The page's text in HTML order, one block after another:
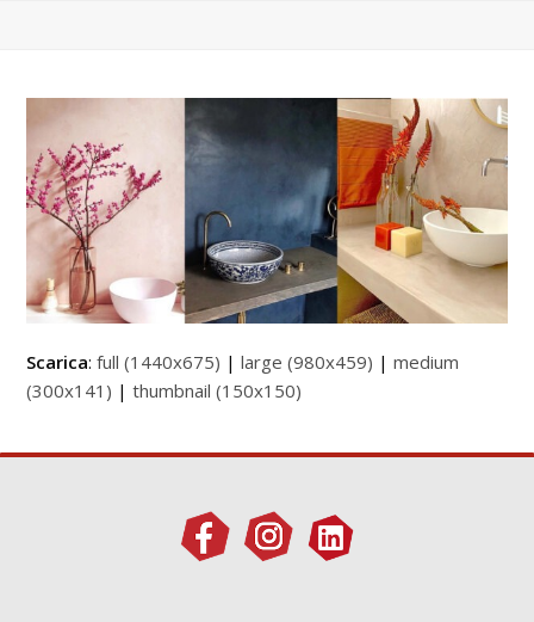
Scarica:full (1440x675) |large (980x459) |medium
(300x141) |thumbnail (150x150)